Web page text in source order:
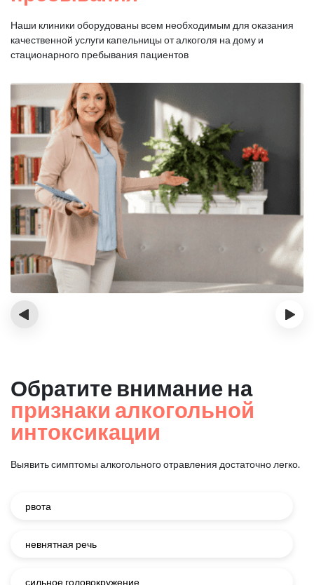
Наши клиники оборудованы всем необходимым для оказания
качественной услуги капельницы от алкоголя на дому и
стационарного пребывания пациентов
‹ ›
Обратите внимание на
признаки алкогольной
интоксикации
Выявить симптомы алкогольного отравления достаточно легко.
рвота
невнятная речь
сильное головокружение